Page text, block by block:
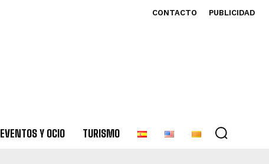
CONTACTO PUBLICIDAD
EVENTOS Y OCIO TURISMO